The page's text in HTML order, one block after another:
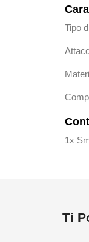
Tipo
1x
Ti